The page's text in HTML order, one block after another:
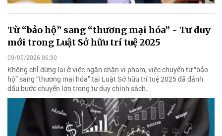
Từ “bảo hộ” sang “thương mại hóa” - Tư duy
mới trong Luật Sở hữu trí tuệ 2025
09/05/2026 06:30
Không chỉ dừng lại ở việc ngăn chặn vi phạm, việc chuyển từ “bảo
hộ” sang “thương mại hóa” tại Luật Sở hữu trí tuệ 2025 đã đánh
dấu bước chuyển lớn trong tư duy chính sách.